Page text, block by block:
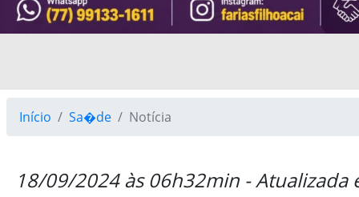
Início Sa�de Notícia
18/09/2024 às 06h32min -